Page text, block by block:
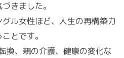
きました。
ル女性ほど、人生の再構築力
とです。
換、親の介護、健康の変化な